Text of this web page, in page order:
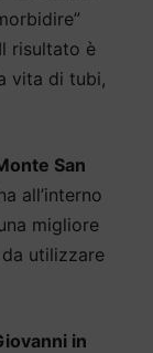
risultato è
vita di tubi,
San
all’interno
migliore
utilizzare
in